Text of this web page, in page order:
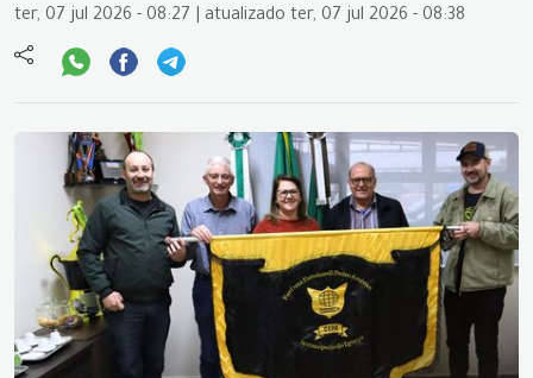
ter, 07 jul 2026 - 08:27 | atualizado ter, 07 jul 2026 - 08:38